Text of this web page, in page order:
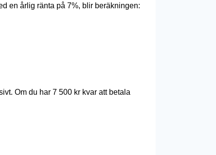
en årlig ränta på 7%, blir beräkningen:
Om du har 7 500 kr kvar att betala